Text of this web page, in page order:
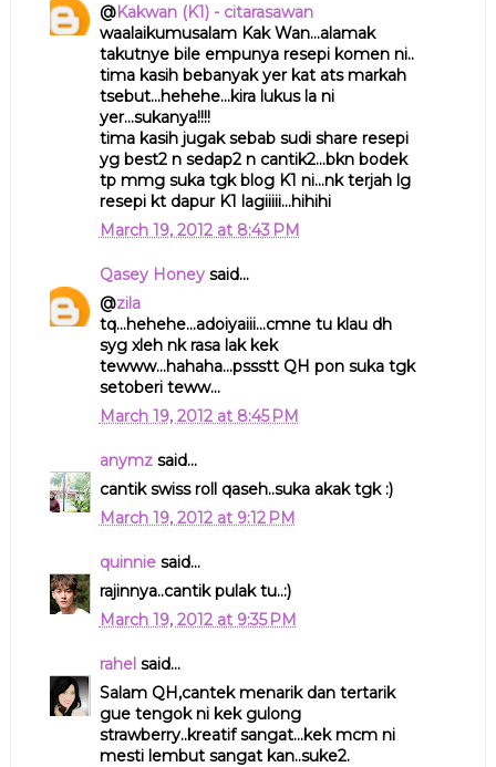
@Kakwan (K1) - citarasawan
waalaikumusalam Kak Wan...alamak
takutnye bile empunya resepi komen ni..
tima kasih bebanyak yer kat ats markah
tsebut...hehehe...kira lukus la ni
yer...sukanya!!!!
tima kasih jugak sebab sudi share resepi
yg best2 n sedap2 n cantik2...bkn bodek
tp mmg suka tgk blog K1 ni...nk terjah lg
resepi kt dapur K1 lagiiiii...hihihi
March 19, 2012 at 8:43 PM
Qasey Honeysaid...
@zila
tq...hehehe...adoiyaiii...cmne tu klau dh
syg xleh nk rasa lak kek
tewww...hahaha...pssstt QH pon suka tgk
setoberi teww...
March 19, 2012 at 8:45 PM
anymzsaid...
cantik swiss roll qaseh..suka akak tgk :)
March 19, 2012 at 9:12 PM
quinniesaid...
rajinnya..cantik pulak tu..:)
March 19, 2012 at 9:35 PM
rahelsaid...
Salam QH,cantek menarik dan tertarik
gue tengok ni kek gulong
strawberry..kreatif sangat...kek mcm ni
mesti lembut sangat kan..suke2.